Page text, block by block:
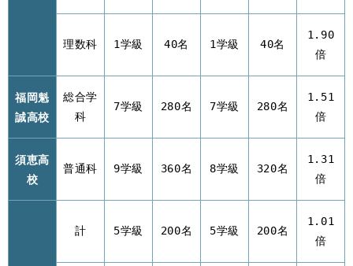
理数科 1学級 40名 1学級 40名
1.90
倍
福岡魁
誠高校
総合学
科
7学級 280名 7学級 280名
1.51
倍
須恵高
校
普通科 9学級 360名 8学級 320名
1.31
倍
計 5学級 200名 5学級 200名
1.01
倍